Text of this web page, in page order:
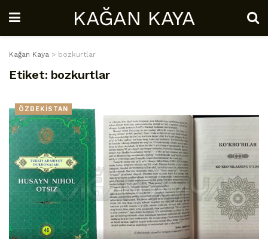
KAĞAN KAYA
Kağan Kaya > bozkurtlar
Etiket: bozkurtlar
ÖZBEKİSTAN